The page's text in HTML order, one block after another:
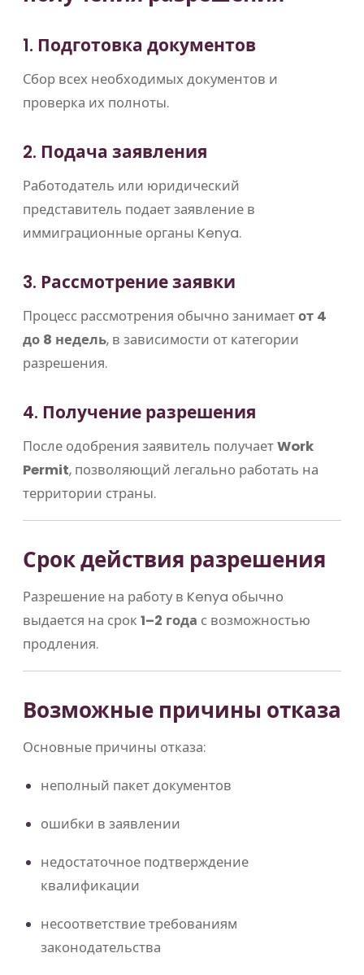
1. Подготовка документов
Сбор всех необходимых документов и
проверка их полноты.
2. Подача заявления
Работодатель или юридический
представитель подает заявление в
иммиграционные органы Kenya.
3. Рассмотрение заявки
Процесс рассмотрения обычно занимаетот 4
до 8 недель, в зависимости от категории
разрешения.
4. Получение разрешения
После одобрения заявитель получаетWork
Permit, позволяющий легально работать на
территории страны.
Срок действия разрешения
Разрешение на работу в Kenya обычно
выдается на срок1–2 года с возможностью
продления.
Возможные причины отказа
Основные причины отказа:
неполный пакет документов
ошибки в заявлении
недостаточное подтверждение
квалификации
несоответствие требованиям
законодательства